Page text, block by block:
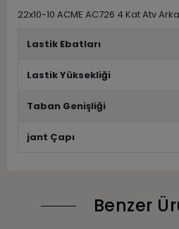
22x10-10 ACME AC726 4 Kat Atv
Lastik Ebatları
Lastik Yüksekliği
Taban Genişliği
jant Çapı
Benzer